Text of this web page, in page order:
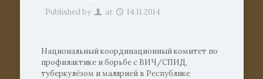
Published by at 14.11.2014
Национальный координационный комитет по
профилактике и борьбе с ВИЧ/СПИД,
туберкулёзом и малярией в Республике